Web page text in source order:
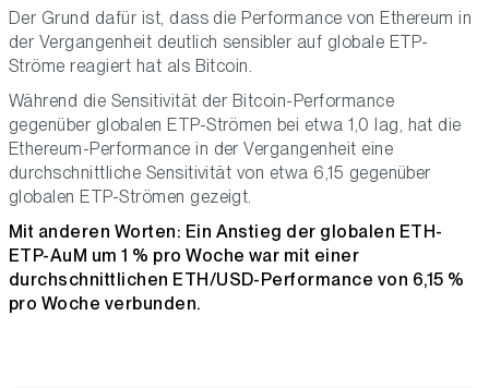
Der Grund dafür ist, dass die Performance von Ethereum in
der Vergangenheit deutlich sensibler auf globale ETP-
Ströme reagiert hat als Bitcoin.
Während die Sensitivität der Bitcoin-Performance
gegenüber globalen ETP-Strömen bei etwa 1,0 lag, hat die
Ethereum-Performance in der Vergangenheit eine
durchschnittliche Sensitivität von etwa 6,15 gegenüber
globalen ETP-Strömen gezeigt.
Mit anderen Worten: Ein Anstieg der globalen ETH-
ETP-AuM um 1 % pro Woche war mit einer
durchschnittlichen ETH/USD-Performance von 6,15 %
pro Woche verbunden.